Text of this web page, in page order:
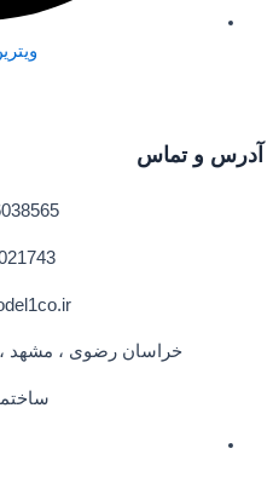
آدرس و تماس
خراسان رضوی ، مشهد ،